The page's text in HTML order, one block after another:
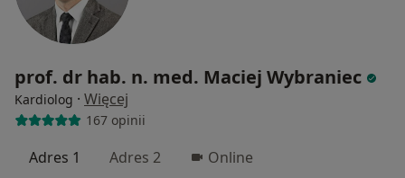
prof. dr hab. n. med. Maciej Wybraniec
Kardiolog · Więcej
167 opinii
Adres 1 Adres 2 Online